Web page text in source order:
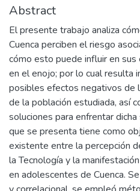
Abstract
El presente trabajo analiza
Cuenca perciben el riesgo
cómo esto puede influir en
en el enojo; por lo cual resulta
posibles efectos negativos de
de la población estudiada, así
soluciones para enfrentar
que se presenta tiene como
existente entre la percepción
la Tecnología y la
en adolescentes de Cuenca.